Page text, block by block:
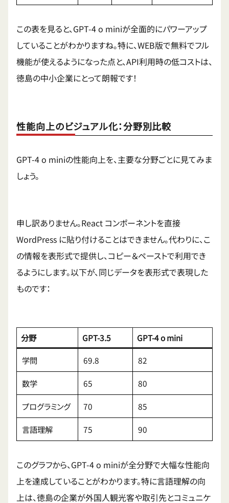
この表を見ると、GPT-4 o miniが全面的にパワーアップ
していることがわかりますね。特に、WEB版で無料でフル
機能が使えるようになった点と、API利用時の低コストは、
徳島の中小企業にとって朗報です！
性能向上のビジュアル化：分野別比較
GPT-4 o miniの性能向上を、主要な分野ごとに見てみま
しょう。
申し訳ありません。React コンポーネントを直接
WordPress に貼り付けることはできません。代わりに、こ
の情報を表形式で提供し、コピー＆ペーストで利用でき
るようにします。以下が、同じデータを表形式で表現した
ものです：
分野 GPT-3.5
GPT-4 o mini
学問
69.8 82
数学 65 80
プログラミング 70 85
言語理解 75 90
このグラフから、GPT-4 o miniが全分野で大幅な性能向
上を達成していることがわかります。特に言語理解の向
上は、徳島の企業が外国人観光客や取引先とコミュニケ